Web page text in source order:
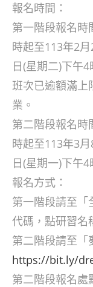
報名時間：
第一階段報名時
時起至113年2
日(星期二)下午
班次已逾額滿上
業。
第二階段報名時
時起至113年3
日(星期一)下午
報名方式：
第一階段請至「
代碼，點研習名
第二階段請至「
https://bit.ly/
第二階段報名處